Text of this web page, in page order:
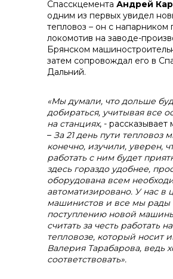
Спасскцемента Андрей
одним из первых увидел
тепловоз – он с напарником
локомотив на заводе-
Брянском
затем сопровождал его в
Дальний.
«Мы думали, что дольше
добираться, учитывая все
на станциях, - рассказывает
– За 21 день пути тепловоз
конечно, изучили, уверен,
работать с ним будет
здесь гораздо удобнее,
оборудована всем
автоматизировано. У нас в
машинистов и все мы рады
поступлению новой
считать за честь работать
тепловозе, который носит
Валерия Тарабарова, ведь
соответствовать».